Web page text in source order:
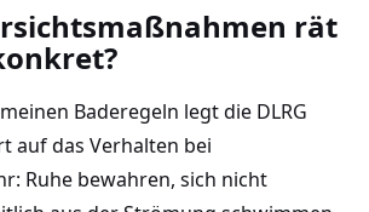
rät
Baderegeln legt die DLRG
auf das Verhalten bei
Ruhe bewahren, sich nicht